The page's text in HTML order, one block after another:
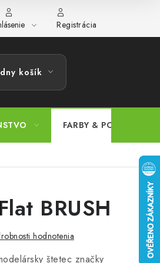
Veľkoobchod
Registrácia
košík
FARBY & POMÔCKY
BRUSH
hodnotenia
štetec značky